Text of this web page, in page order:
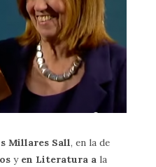
Millares Sall, en la de
y en Literatura a la